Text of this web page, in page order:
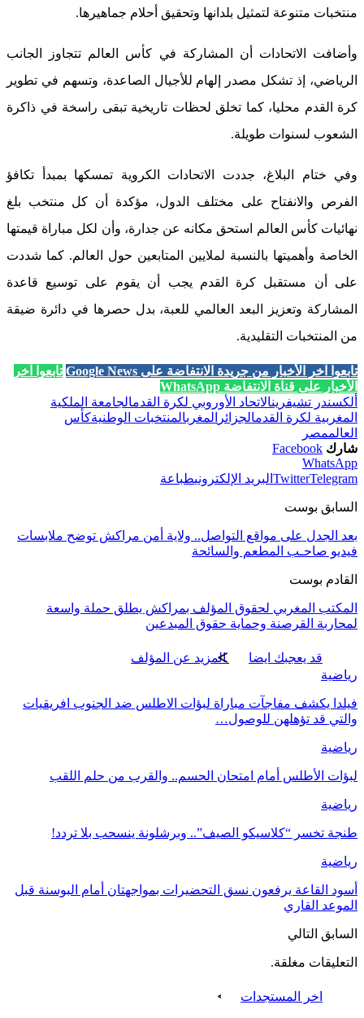
منتخبات متنوعة لتمثيل بلدانها وتحقيق أحلام جماهيرها.
وأضافت الاتحادات أن المشاركة في كأس العالم تتجاوز الجانب
الرياضي، إذ تشكل مصدر إلهام للأجيال الصاعدة، وتسهم في تطوير
كرة القدم محليا، كما تخلق لحظات تاريخية تبقى راسخة في ذاكرة
الشعوب لسنوات طويلة.
وفي ختام البلاغ، جددت الاتحادات الكروية تمسكها بمبدأ تكافؤ
الفرص والانفتاح على مختلف الدول، مؤكدة أن كل منتخب بلغ
نهائيات كأس العالم استحق مكانه عن جدارة، وأن لكل مباراة قيمتها
الخاصة وأهميتها بالنسبة لملايين المتابعين حول العالم. كما شددت
على أن مستقبل كرة القدم يجب أن يقوم على توسيع قاعدة
المشاركة وتعزيز البعد العالمي للعبة، بدل حصرها في دائرة ضيقة
من المنتخبات التقليدية.
تابعوا آخر الأخبار من جريدة الانتفاضة على Google News
تابعوا آخر
الأخبار على قناة الانتفاضة WhatsApp
ألكسندر تشيفرينالاتحاد الأوروبي لكرة القدمالجامعة الملكية
المغربية لكرة القدمالجزائر المغربالمنتخبات الوطنيةكأس
العالممصر
شارك Facebook
WhatsApp
TwitterTelegram البريد الإلكترونيطباعة
السابق بوست
بعد الجدل على مواقع التواصل.. ولاية أمن مراكش توضح ملابسات
فيديو صاحـب المطعم والسائحة
القادم بوست
المكتب المغربي لحقوق المؤلف بمراكش يطلق حملة واسعة
لمحاربة القرصنة وحماية حقوق المبدعين
قد يعجبك ايضا
المزيد عن المؤلف
رياضية
فيلدا يكشف مفاجآت مباراة لبؤات الاطلس ضد الجنوب افريقيات
والتي قد تؤهلهن للوصول…
رياضية
لبؤات الأطلس أمام امتحان الحسم.. والقرب من حلم اللقب
رياضية
طنجة تخسر “كلاسيكو الصيف”.. وبرشلونة ينسحب بلا تردد!
رياضية
أسود القاعة يرفعون نسق التحضيرات بمواجهتان أمام البوسنة قبل
الموعد القاري
السابق التالي
التعليقات مغلقة.
اخر المستجدات